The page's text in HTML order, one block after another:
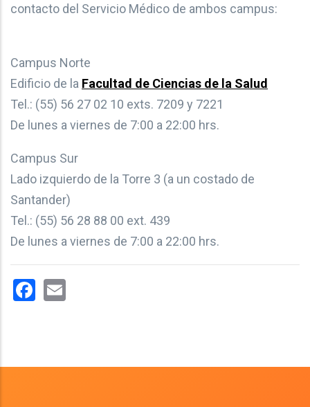
contacto del Servicio Médico de ambos campus:
Campus Norte
Edificio de la Facultad de Ciencias de la Salud
Tel.: (55) 56 27 02 10 exts. 7209 y 7221
De lunes a viernes de 7:00 a 22:00 hrs.
Campus Sur
Lado izquierdo de la Torre 3 (a un costado de
Santander)
Tel.: (55) 56 28 88 00 ext. 439
De lunes a viernes de 7:00 a 22:00 hrs.
Facebook